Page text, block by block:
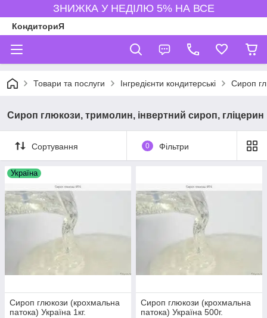
ЗНИЖКА У НЕДІЛЮ 5% НА ВСЕ
КондиториЯ
Товари та послуги Інгредієнти кондитерські Сироп
Сироп глюкози, тримолин, інвертний сироп, гліцерин
Сортування 0 Фільтри
Україна
Сироп глюкози (крохмальна
патока) Україна 1кг.
Сироп глюкози (крохмальна
патока) Україна 500г.